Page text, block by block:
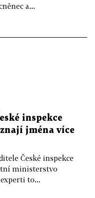
a...
inspekce
jména více
České inspekce
ministerstvo
to...